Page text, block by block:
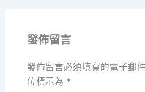
發佈留言
發佈留言必須填寫的電子郵
位標示為 *